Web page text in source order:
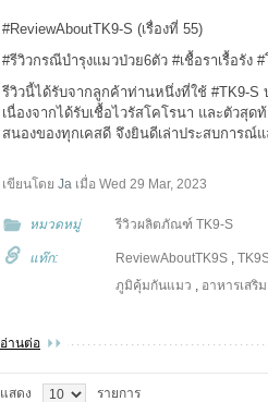
#ReviewAboutTK9-S (เรื่องที่ 55)
#รีวิวกรณีบำรุงแมวป่วย6ตัว #เชื้อราเรื้อรัง #
รีวิวนี้ได้รับจากลูกค้าท่านหนึ่งที่ใช้ #TK9-S
เนื่องจากได้รับเชื้อไวรัสโคโรนา และตัวสุ
สนองของทุกเคสดี จึงยินดีเล่าประสบการ
เขียนโดย Ja เมื่อ Wed 29 Mar, 2023
หมวดหมู่ รีวิวผลิตภัณฑ์ TK9-S
แท๊ก: ReviewAboutTK9S,
ภูมิคุ้มกันแมว , อาหารเสริ
อ่านต่อ
แสดง รายการ